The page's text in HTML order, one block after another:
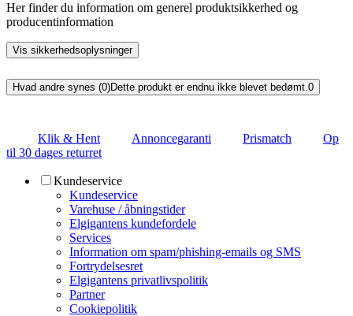
Her finder du information om generel produktsikkerhed og
producentinformation
Vis sikkerhedsoplysninger
Hvad andre synes (0)Dette produkt er endnu ikke blevet bedømt.0
Klik & Hent Annoncegaranti Prismatch
Op
til 30 dages returret
Kundeservice
Kundeservice
Varehuse / åbningstider
Elgigantens kundefordele
Services
Information om spam/phishing-emails og SMS
Fortrydelsesret
Elgigantens privatlivspolitik
Partner
Cookiepolitik